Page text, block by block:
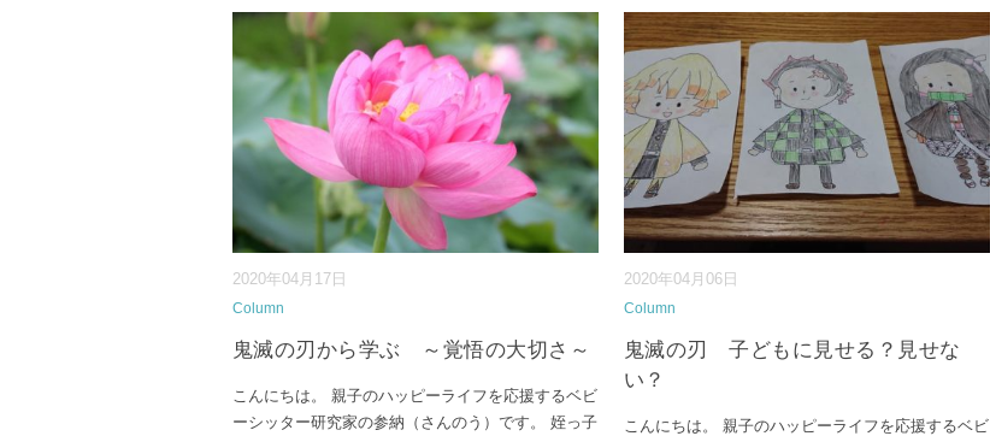
2020年04月17日
Column
鬼滅の刃から学ぶ ～覚悟の大切さ～
こんにちは。 親子のハッピーライフを応援するベビ
ーシッター研究家の参納（さんのう）です。 姪っ子
2020年04月06日
Column
鬼滅の刃 子どもに見せる？見せな
い？
こんにちは。 親子のハッピーライフを応援するベビ